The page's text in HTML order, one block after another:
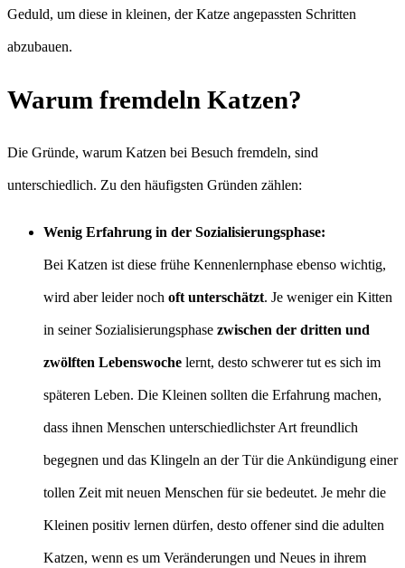
Geduld, um diese in kleinen, der Katze angepassten Schritten
abzubauen.
Warum fremdeln Katzen?
Die Gründe, warum Katzen bei Besuch fremdeln, sind
unterschiedlich. Zu den häufigsten Gründen zählen:
Wenig Erfahrung in der Sozialisierungsphase:
Bei Katzen ist diese frühe Kennenlernphase ebenso wichtig,
wird aber leider noch oft unterschätzt. Je weniger ein Kitten
in seiner Sozialisierungsphase zwischen der dritten und
zwölften Lebenswoche lernt, desto schwerer tut es sich im
späteren Leben. Die Kleinen sollten die Erfahrung machen,
dass ihnen Menschen unterschiedlichster Art freundlich
begegnen und das Klingeln an der Tür die Ankündigung einer
tollen Zeit mit neuen Menschen für sie bedeutet. Je mehr die
Kleinen positiv lernen dürfen, desto offener sind die adulten
Katzen, wenn es um Veränderungen und Neues in ihrem